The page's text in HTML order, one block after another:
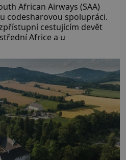
African Airways (SAA)
codesharovou spolupráci.
cestujícím devět
Africe a u